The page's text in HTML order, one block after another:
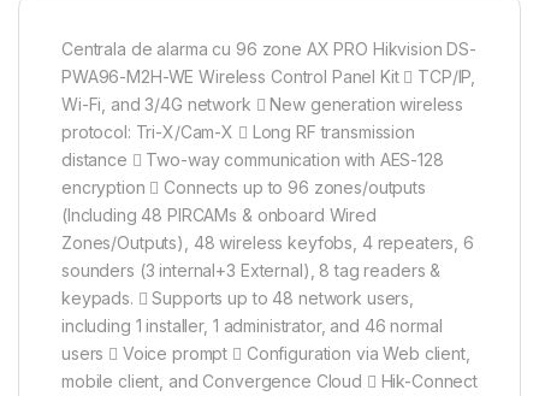
Centrala de alarma cu 96 zone AX PRO Hikvision DS-
PWA96-M2H-WE Wireless Control Panel Kit  TCP/IP,
Wi-Fi, and 3/4G network  New generation wireless
protocol: Tri-X/Cam-X  Long RF transmission
distance  Two-way communication with AES-128
encryption  Connects up to 96 zones/outputs
(Including 48 PIRCAMs & onboard Wired
Zones/Outputs), 48 wireless keyfobs, 4 repeaters, 6
sounders (3 internal+3 External), 8 tag readers &
keypads.  Supports up to 48 network users,
including 1 installer, 1 administrator, and 46 normal
users  Voice prompt  Configuration via Web client,
mobile client, and Convergence Cloud  Hik-Connect